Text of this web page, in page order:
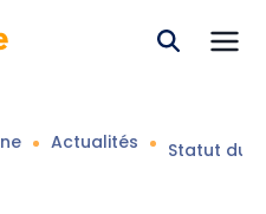
Actualités Statut du